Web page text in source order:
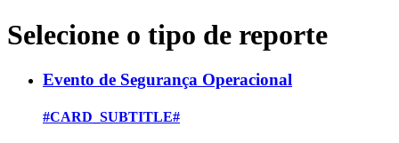
Selecione o tipo de reporte
Evento de Segurança Operacional
#CARD_SUBTITLE#